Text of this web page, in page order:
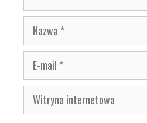
Nazwa
E-
mail
Witryna
internetowa